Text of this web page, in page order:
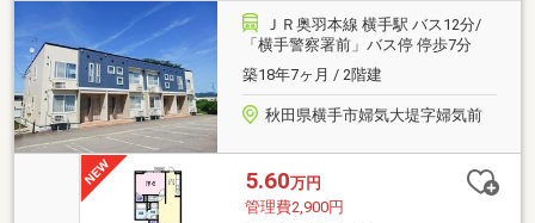
ＪＲ奥羽本線 横手駅 バス12分/
「横手警察署前」バス停 停歩7分
築18年7ヶ月 / 2階建
秋田県横手市婦気大堤字婦気前
5.60万円
管理費2,900円